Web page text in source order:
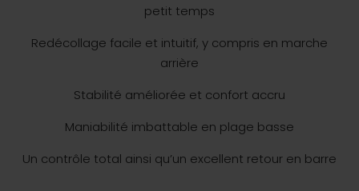
petit temps
Redécollage facile et intuitif, y compris en marche
arrière
Stabilité améliorée et confort accru
Maniabilité imbattable en plage basse
Un contrôle total ainsi qu’un excellent retour en barre